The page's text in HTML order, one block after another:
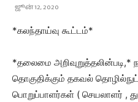
ஜூன் 12, 2020
*கலந்தாய்வு கூட்டம்*
*தலைமை
தொகுதிக்கும் தகவல்
பொறுப்பாளர்கள் ( செயலாளர் ,